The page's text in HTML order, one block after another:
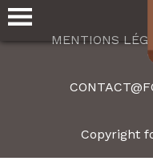
MENTIONS
Copyright